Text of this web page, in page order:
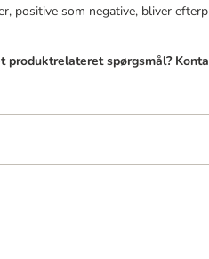
positive som negative, bliver
spørgsmål?